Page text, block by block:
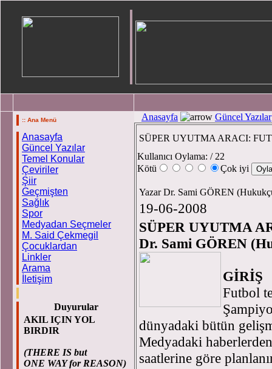
:: Ana Menü
Anasayfa
Güncel Yazılar
Temel Konular
Çeviriler
Şiir
Geçmişten
Sağlık
Spor
Medyadan Seçmeler
M. Said Çekmegil
Çocuklardan
Linkler
Arama
İletişim
Duyurular
AKIL IÇIN YOL
BIRDIR
(THERE IS but
ONE WAY for REASON)
Anasayfa Güncel Yazılar
SÜPER UYUTMA ARACI:
Kullanıcı Oylama: / 22
Kötü
Çok iyi
Yazar Dr. Sami GÖREN
19-06-2008
SÜPER UYUTMA
Dr. Sami GÖREN
GİRİŞ
Futbol
dünyadaki bütün
Medyadaki
saatlerine göre